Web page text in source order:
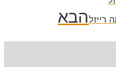
רייזלהבא